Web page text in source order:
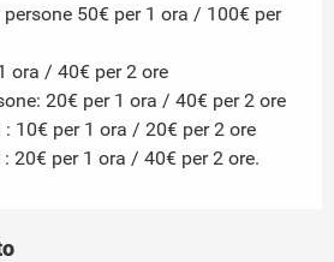
persone 50€ per 1 ora / 100€ per
ora / 40€ per 2 ore
20€ per 1 ora / 40€ per 2 ore
: 10€ per 1 ora / 20€ per 2 ore
: 20€ per 1 ora / 40€ per 2 ore.